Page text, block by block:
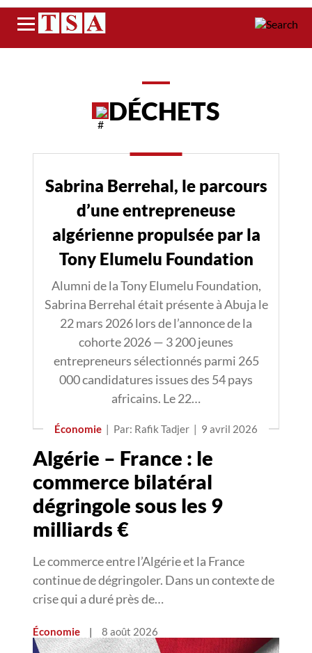
Menu
DÉCHETS
Sabrina Berrehal, le parcours
d’une entrepreneuse
algérienne propulsée par la
Tony Elumelu Foundation
Alumni de la Tony Elumelu Foundation,
Sabrina Berrehal était présente à Abuja le
22 mars 2026 lors de l’annonce de la
cohorte 2026 — 3 200 jeunes
entrepreneurs sélectionnés parmi 265
000 candidatures issues des 54 pays
africains. Le 22…
Économie | Par: Rafik Tadjer | 9 avril 2026
Algérie – France : le
commerce bilatéral
dégringole sous les 9
milliards €
Le commerce entre l’Algérie et la France
continue de dégringoler. Dans un contexte de
crise qui a duré près de…
Économie | 8 août 2026